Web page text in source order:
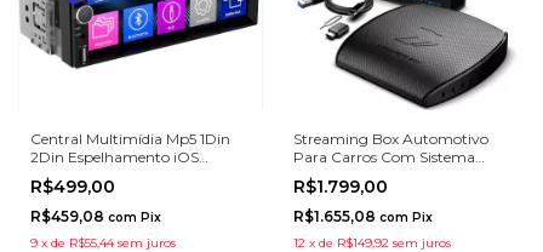
Central Multimídia Mp5 1Din
2Din Espelhamento iOS
Android BT
R$499,00
R$459,08 com Pix
9 x de R$55,44 sem juros
Streaming Box Automotivo
Para Carros Com Sistema
Carplay
R$1.799,00
R$1.655,08 com Pix
12 x de R$149,92 sem juros